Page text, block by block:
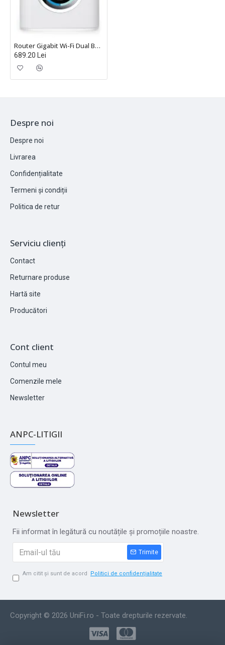
Router Gigabit Wi-Fi Dual Band Mesh AmpliFi HD Ubiquiti - AFi-R
689.20 Lei
Despre noi
Despre noi
Livrarea
Confidențialitate
Termeni și condiții
Politica de retur
Serviciu clienți
Contact
Returnare produse
Hartă site
Producători
Cont client
Contul meu
Comenzile mele
Newsletter
ANPC-LITIGII
Newsletter
Fii informat în legătură cu noutățile și promoțiile noastre.
Trimite
Am citit și sunt de acord Politici de confidențialitate
Copyright © 2026 UniFi.ro - Toate drepturile rezervate.